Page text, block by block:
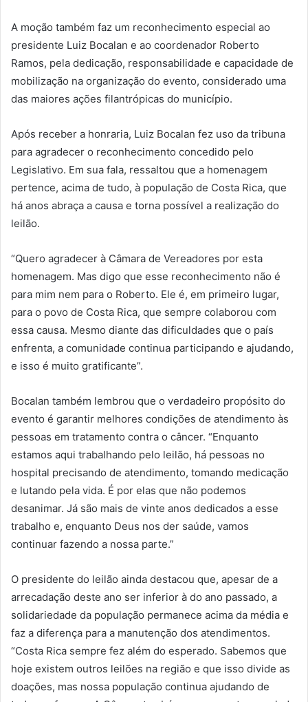
A moção também faz um reconhecimento especial ao
presidente Luiz Bocalan e ao coordenador Roberto
Ramos, pela dedicação, responsabilidade e capacidade de
mobilização na organização do evento, considerado uma
das maiores ações filantrópicas do município.
Após receber a honraria, Luiz Bocalan fez uso da tribuna
para agradecer o reconhecimento concedido pelo
Legislativo. Em sua fala, ressaltou que a homenagem
pertence, acima de tudo, à população de Costa Rica, que
há anos abraça a causa e torna possível a realização do
leilão.
“Quero agradecer à Câmara de Vereadores por esta
homenagem. Mas digo que esse reconhecimento não é
para mim nem para o Roberto. Ele é, em primeiro lugar,
para o povo de Costa Rica, que sempre colaborou com
essa causa. Mesmo diante das dificuldades que o país
enfrenta, a comunidade continua participando e ajudando,
e isso é muito gratificante”.
Bocalan também lembrou que o verdadeiro propósito do
evento é garantir melhores condições de atendimento às
pessoas em tratamento contra o câncer. “Enquanto
estamos aqui trabalhando pelo leilão, há pessoas no
hospital precisando de atendimento, tomando medicação
e lutando pela vida. É por elas que não podemos
desanimar. Já são mais de vinte anos dedicados a esse
trabalho e, enquanto Deus nos der saúde, vamos
continuar fazendo a nossa parte.”
O presidente do leilão ainda destacou que, apesar de a
arrecadação deste ano ser inferior à do ano passado, a
solidariedade da população permanece acima da média e
faz a diferença para a manutenção dos atendimentos.
“Costa Rica sempre fez além do esperado. Sabemos que
hoje existem outros leilões na região e que isso divide as
doações, mas nossa população continua ajudando de